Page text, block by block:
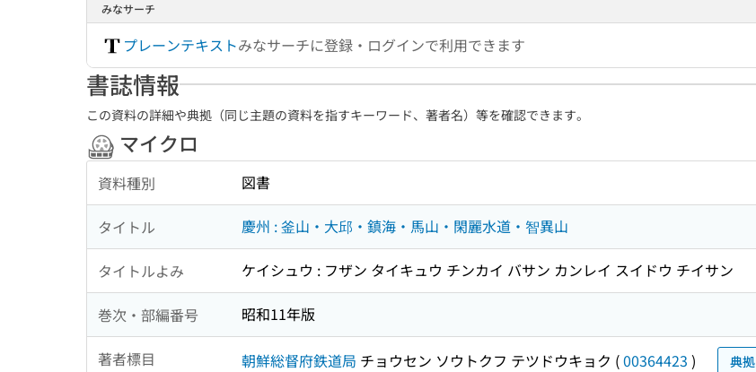
みなサーチ
プレーンテキストみなサーチに登録・ログインで利用できます
書誌情報
この資料の詳細や典拠（同じ主題の資料を指すキーワード、著者名）等を確認できます。
マイクロ
資料種別 図書
タイトル 慶州 : 釜山・大邱・鎮海・馬山・閑麗水道・智異山
タイトルよみ ケイシュウ : フザン タイキュウ チンカイ バサン カンレイ スイドウ チイサン
巻次・部編番号 昭和11年版
著者標目 朝鮮総督府鉄道局 チョウセン ソウトクフ テツドウキョク (00364423 ) 典拠